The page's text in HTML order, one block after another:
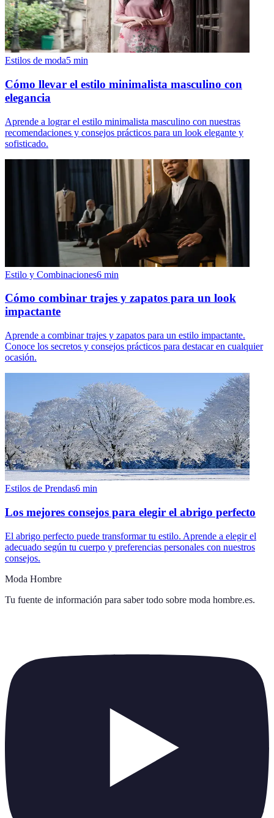
Estilos de moda5 min
Cómo llevar el estilo minimalista masculino con
elegancia
Aprende a lograr el estilo minimalista masculino con nuestras
recomendaciones y consejos prácticos para un look elegante y
sofisticado.
Estilo y Combinaciones6 min
Cómo combinar trajes y zapatos para un look
impactante
Aprende a combinar trajes y zapatos para un estilo impactante.
Conoce los secretos y consejos prácticos para destacar en cualquier
ocasión.
Estilos de Prendas6 min
Los mejores consejos para elegir el abrigo perfecto
El abrigo perfecto puede transformar tu estilo. Aprende a elegir el
adecuado según tu cuerpo y preferencias personales con nuestros
consejos.
Moda Hombre
Tu fuente de información para saber todo sobre moda hombre.es.